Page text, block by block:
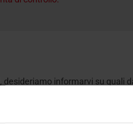
informarvi su
dei dati.
a una persona fisica
in particolare mediante